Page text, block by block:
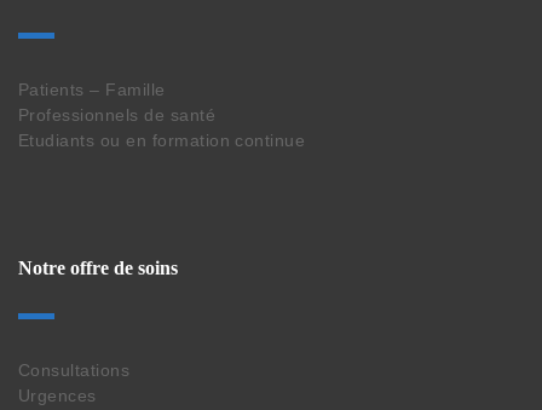
Patients – Famille
Professionnels de santé
Etudiants ou en formation continue
Notre offre de soins
Consultations
Urgences